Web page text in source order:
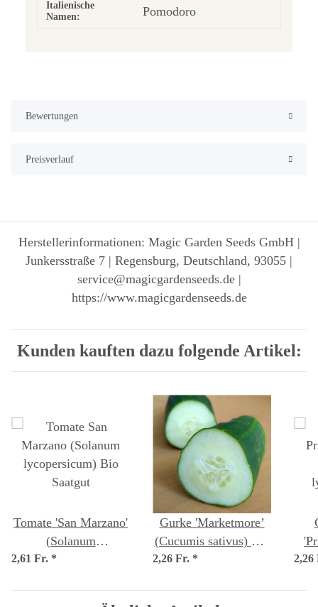
Italienische
Namen:
Pomodoro
Bewertungen
Preisverlauf
Herstellerinformationen: Magic Garden Seeds GmbH |
Junkersstraße 7 | Regensburg, Deutschland, 93055 |
service@magicgardenseeds.de |
https://www.magicgardenseeds.de
Kunden kauften dazu folgende Artikel:
Tomate 'San Marzano'
(Solanum
lycopersicum) Bio
2,61 Fr. *
Gurke 'Marketmore’
(Cucumis sativus) Bio
Saatgut
2,26 Fr. *